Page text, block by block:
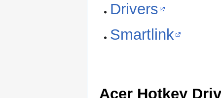
Drivers
Smartlink
Acer Hotkey